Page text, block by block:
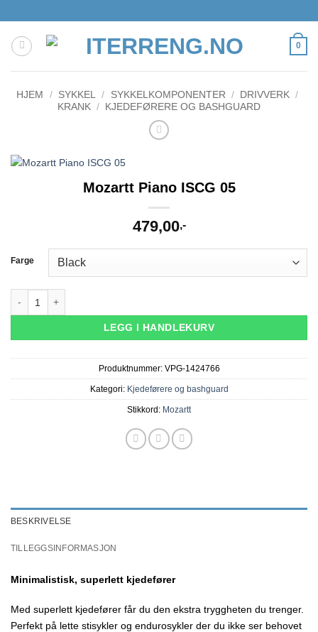
to
content
0
HJEM / SYKKEL / SYKKELKOMPONENTER / DRIVVERK /
KRANK / KJEDEFØRERE OG BASHGUARD
Mozartt Piano ISCG 05
479,00,-
Farge
LEGG I HANDLEKURV
Produktnummer: VPG-1424766
Kategori: Kjedeførere og bashguard
Stikkord: Mozartt
BESKRIVELSE
TILLEGGSINFORMASJON
Minimalistisk, superlett kjedefører
Med superlett kjedefører får du den ekstra tryggheten du trenger.
Perfekt på lette stisykler og endurosykler der du ikke ser behovet